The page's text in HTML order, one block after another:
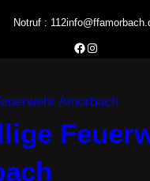
Notruf : 112
Facebook Feuerwehr Amorbach
Instagram Feuerwehr Amorbach